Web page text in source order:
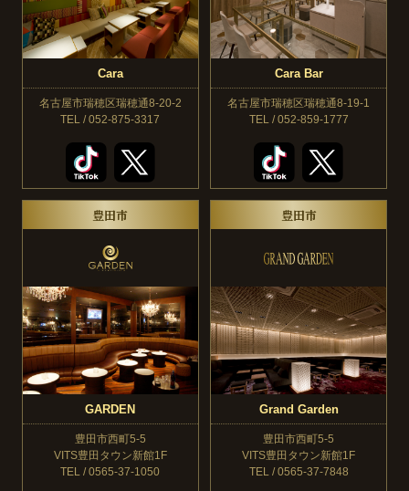
Cara
名古屋市瑞穂区瑞穂通8-20-2
TEL / 052-875-3317
Cara Bar
名古屋市瑞穂区瑞穂通8-19-1
TEL / 052-859-1777
豊田市
GARDEN
豊田市西町5-5
VITS豊田タウン新館1F
TEL / 0565-37-1050
豊田市
Grand Garden
豊田市西町5-5
VITS豊田タウン新館1F
TEL / 0565-37-7848